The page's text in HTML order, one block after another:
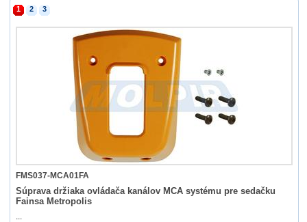
1 2 3
FMS037-MCA01FA
Súprava držiaka ovládača kanálov MCA systému pre sedačku
Fainsa Metropolis
...